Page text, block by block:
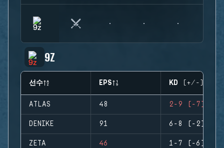
9Z
선수 EPS KD (+/-)
ATLAS 48 2-9 (-7)
DENIKE 91 6-8 (-2)
ZETA 46 1-7 (-6)